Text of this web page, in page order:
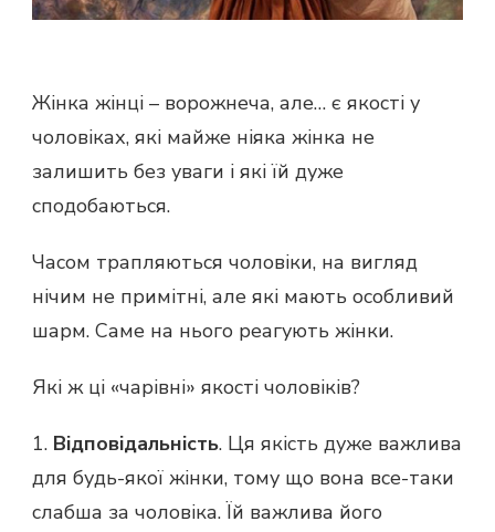
Жінка жінці – ворожнеча, але… є якості у
чоловіках, які майже ніяка жінка не
залишить без уваги і які їй дуже
сподобаються.
Часом трапляються чоловіки, на вигляд
нічим не примітні, але які мають особливий
шарм. Саме на нього реагують жінки.
Які ж ці «чарівні» якості чоловіків?
1. Відповідальність. Ця якість дуже важлива
для будь-якої жінки, тому що вона все-таки
слабша за чоловіка. Їй важлива його